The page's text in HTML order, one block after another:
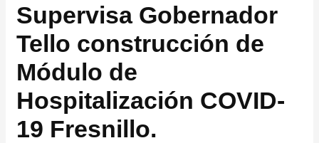
Supervisa Gobernador
Tello construcción de
Módulo de
Hospitalización COVID-
19 Fresnillo.